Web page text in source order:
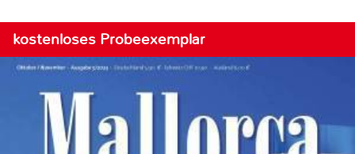
kostenloses Probeexemplar